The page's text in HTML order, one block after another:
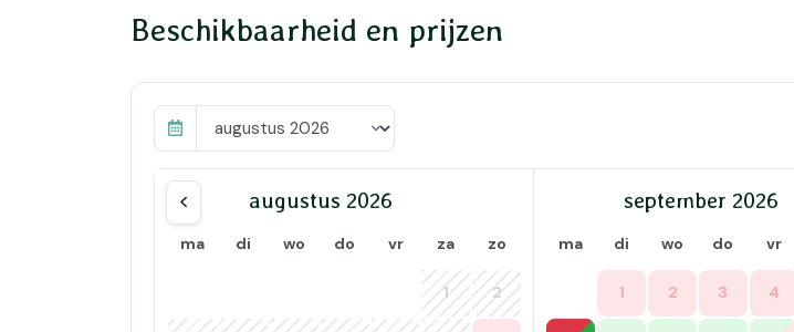
Beschikbaarheid en prijzen
augustus 2026
ma di wo do vr za zo
1 2
september 2026
ma di wo do vr
1 2 3 4